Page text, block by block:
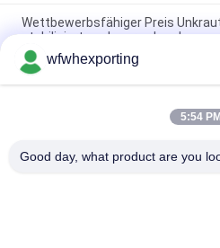
Wettbewerbsfähiger Preis
stabilisierte schwarze
Weed Barrier Stoff
Landschaft Stoff Pfähle
Vietnam-Obstbau-Schutz, der die
wfwhexporting
5:54 PM
Good day, what product are you